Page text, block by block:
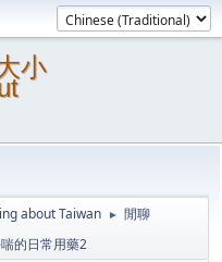
小
about Taiwan ► 閒聊
的日常用藥2